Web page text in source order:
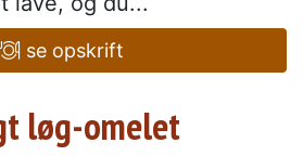
se opskrift
løg-omelet